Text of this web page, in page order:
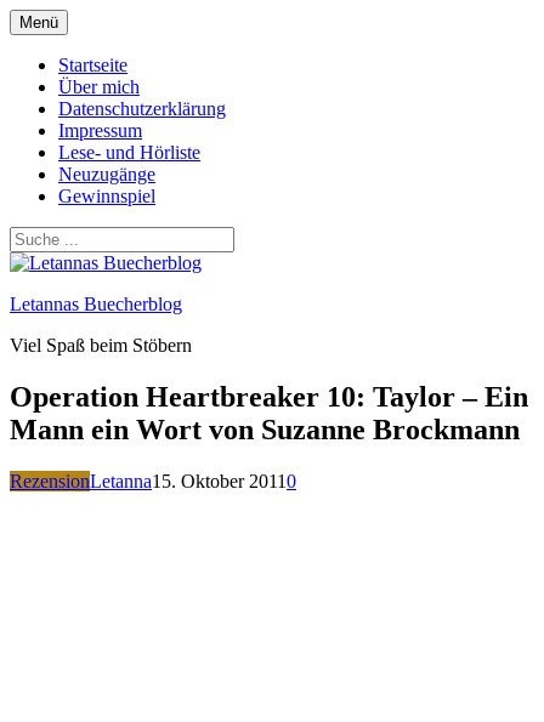
Zum
Inhalt
springen
Menü
Startseite
Über mich
Datenschutzerklärung
Impressum
Lese- und Hörliste
Neuzugänge
Gewinnspiel
Letannas Buecherblog
Viel Spaß beim Stöbern
Operation Heartbreaker 10: Taylor – Ein
Mann ein Wort von Suzanne Brockmann
RezensionLetanna15. Oktober 20110